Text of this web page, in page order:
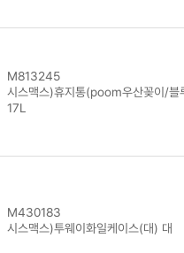
M813245
시스맥스)휴지통(poom우산꽂이
17L
M430183
시스맥스)투웨이화일케이스(대) 대